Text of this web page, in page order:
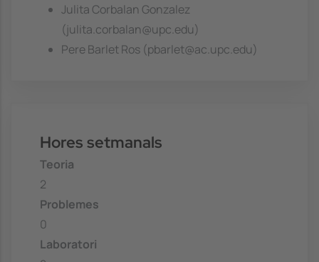
Julita Corbalan Gonzalez
(julita.corbalan@upc.edu)
Pere Barlet Ros (pbarlet@ac.upc.edu)
Hores setmanals
Teoria
2
Problemes
0
Laboratori